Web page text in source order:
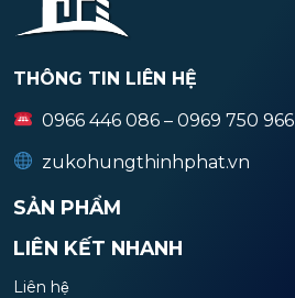
THÔNG TIN LIÊN HỆ
0966 446 086 – 0969 750 966
zukohungthinhphat.vn
SẢN PHẨM
LIÊN KẾT NHANH
Liên hệ